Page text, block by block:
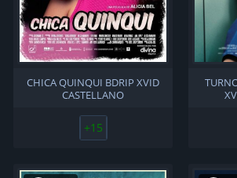
CHICA QUINQUI BDRIP XVID
CASTELLANO
+15